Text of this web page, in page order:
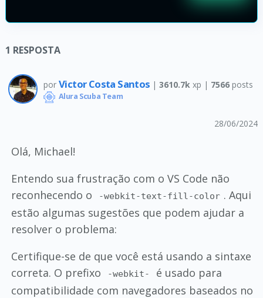
1 RESPOSTA
por Victor Costa Santos | 3610.7k xp | 7566posts
Alura Scuba Team
28/06/2024
Olá, Michael!
Entendo sua frustração com o VS Code não
reconhecendo o
-webkit-text-fill-color . Aqui
estão algumas sugestões que podem ajudar a
resolver o problema:
Certifique-se de que você está usando a sintaxe
correta. O prefixo
-webkit-
é usado para
compatibilidade com navegadores baseados no